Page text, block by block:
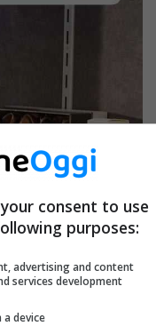
consent to use
purposes:
advertising and content
services development
device